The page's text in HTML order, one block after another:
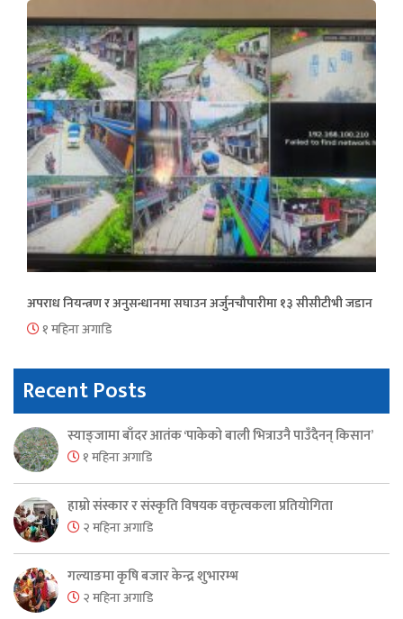
अपराध नियन्त्रण र अनुसन्धानमा सघाउन अर्जुनचौपारीमा १३ सीसीटीभी जडान
१ महिना अगाडि
Recent Posts
स्याङ्जामा बाँदर आतंक ‘पाकेको बाली भित्राउनै पाउँदैनन् किसान’
१ महिना अगाडि
हाम्रो संस्कार र संस्कृति विषयक वक्तृत्वकला प्रतियोगिता
२ महिना अगाडि
गल्याङमा कृषि बजार केन्द्र शुभारम्भ
२ महिना अगाडि